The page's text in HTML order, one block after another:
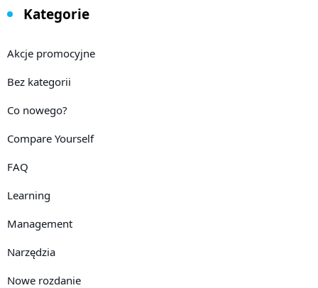
Kategorie
Akcje promocyjne
Bez kategorii
Co nowego?
Compare Yourself
FAQ
Learning
Management
Narzędzia
Nowe rozdanie